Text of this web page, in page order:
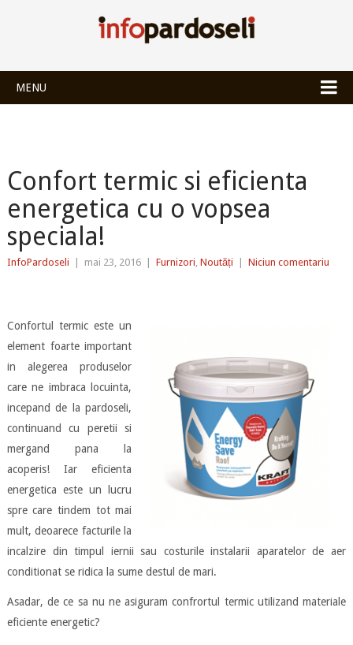
MENU
Confort termic si eficienta
energetica cu o vopsea
speciala!
InfoPardoseli mai 23, 2016 Furnizori, Noutăți Niciun comentariu
Confortul termic este un
element foarte important
in alegerea produselor
care ne imbraca locuinta,
incepand de la pardoseli,
continuand cu peretii si
mergand pana la
acoperis! Iar eficienta
energetica este un lucru
spre care tindem tot mai
mult, deoarece facturile la
incalzire din timpul iernii sau costurile instalarii aparatelor de aer
conditionat se ridica la sume destul de mari.
Asadar, de ce sa nu ne asiguram confrortul termic utilizand materiale
eficiente energetic?